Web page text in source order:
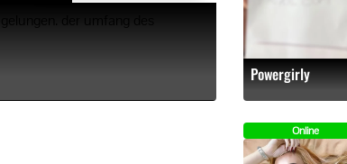
der umfang des
Powergirly
Online